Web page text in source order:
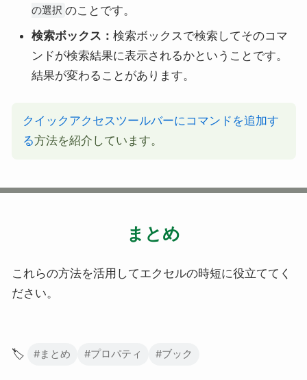
の選択 のことです。
検索ボックス：検索ボックスで検索してそのコマ
ンドが検索結果に表示されるかということです。
結果が変わることがあります。
クイックアクセスツールバーにコマンドを追加す
る方法を紹介しています。
まとめ
これらの方法を活用してエクセルの時短に役立ててく
ださい。
🏷️ #まとめ #プロパティ #ブック